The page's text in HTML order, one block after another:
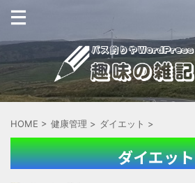
HOME > 健康管理 > ダイエット >
ダイエット